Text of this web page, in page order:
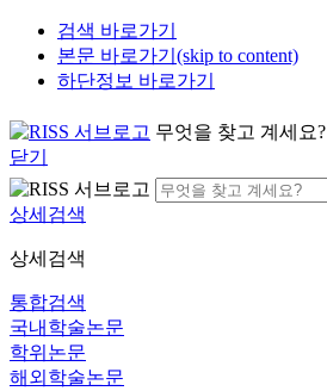
검색 바로가기
본문 바로가기(skip to content)
하단정보 바로가기
무엇을 찾고 계세요?
닫기
상세검색
상세검색
통합검색
국내학술논문
학위논문
해외학술논문